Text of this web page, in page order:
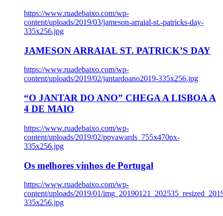
https://www.ruadebaixo.com/wp-
content/uploads/2019/03/jameson-arraial-st.-patricks-day-
335x256.jpg
JAMESON ARRAIAL ST. PATRICK’S DAY
https://www.ruadebaixo.com/wp-
content/uploads/2019/02/jantardoano2019-335x256.jpg
“O JANTAR DO ANO” CHEGA A LISBOA A
4 DE MAIO
https://www.ruadebaixo.com/wp-
content/uploads/2019/02/ppvawards_755x470px-
335x256.jpg
Os melhores vinhos de Portugal
https://www.ruadebaixo.com/wp-
content/uploads/2019/01/
335x256.jpg